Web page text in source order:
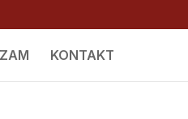
KONTAKT